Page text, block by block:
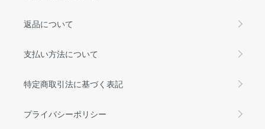
返品について
支払い方法について
特定商取引法に基づく表記
プライバシーポリシー